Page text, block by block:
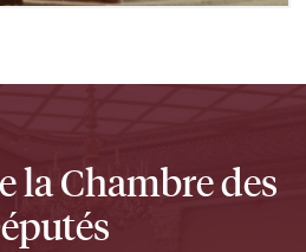
la Chambre des